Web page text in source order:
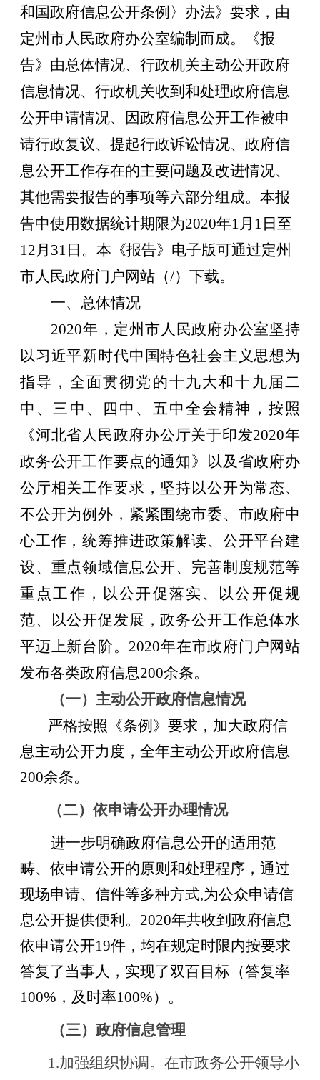
和国政府信息公开条例〉办法》要求，由
定州市人民政府办公室编制而成。《报
告》由总体情况、行政机关主动公开政府
信息情况、行政机关收到和处理政府信息
公开申请情况、因政府信息公开工作被申
请行政复议、提起行政诉讼情况、政府信
息公开工作存在的主要问题及改进情况、
其他需要报告的事项等六部分组成。本报
告中使用数据统计期限为2020年1月1日至
12月31日 。 本《报告》电子版可通过定州
市人民政府门户网站 （/）下载。
一、总体情况
2020年， 定州 市人民政府办公室坚持
以习近平新时代中国特色社会主义思想为
指导，全面贯彻党的十九大和十九届二
中、三中、四中、 五中全会精神，按照
《河北省人民政府办公厅关于印发2020年
政务公开工作要点的通知》以及省政府办
公厅相关工作要求，坚持以公开为常态、
不公开为例外，紧紧围绕市委、市政府中
心工作，统筹推进政策解读、公开平台建
设、重点领域信息公开、完善制度规范等
重点工作，以公开促落实、以公开促规
范、以公开促发展，政务公开工作总体水
平迈上新台阶。 2020年在市政府门户网站
发布各类政府信息200余条。
（一）主动公开政府信息情况
严格按照《条例》要求，加大政府信
息主动公开力度，全年主动公开政府信息
200余条。
（二）依申请公开办理情况
进一步明确政府信息公开的适用范
畴、依申请公开的原则和处理程序，通过
现场申请、信件等多种方式,为公众申请信
息公开提供便利。 2020年共收到政府信息
依申请公开19件，均在规定时限内按要求
答复了当事人，实现了双百目标（答复率
100% ，及时率100%） 。
（三）政府信息管理
1.加强组织协调。在市政务公开领导小